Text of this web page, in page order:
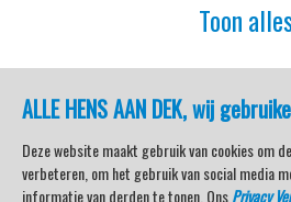
ALLE HENS AAN DEK, wij
Deze website maakt gebruik van cookies om
verbeteren, om het gebruik van social media
informatie van derden te tonen. OnsPrivacy
Toon
watersport-
Lemmer